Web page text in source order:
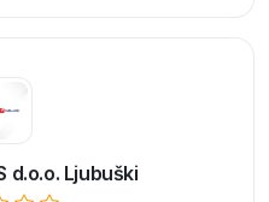
d.o.o. Ljubuški